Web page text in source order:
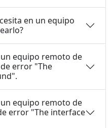
en un equipo
equipo remoto de
error "The
equipo remoto de
error "The interface